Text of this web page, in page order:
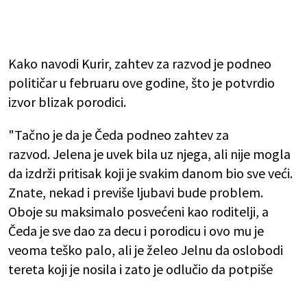
Kako navodi Kurir, zahtev za razvod je podneo
političar u februaru ove godine, što je potvrdio
izvor blizak porodici.
"Tačno je da je Čeda podneo zahtev za
razvod. Jelena je uvek bila uz njega, ali nije mogla
da izdrži pritisak koji je svakim danom bio sve veći.
Znate, nekad i previše ljubavi bude problem.
Oboje su maksimalo posvećeni kao roditelji, a
Čeda je sve dao za decu i porodicu i ovo mu je
veoma teško palo, ali je želeo Jelnu da oslobodi
tereta koji je nosila i zato je odlučio da potpiše